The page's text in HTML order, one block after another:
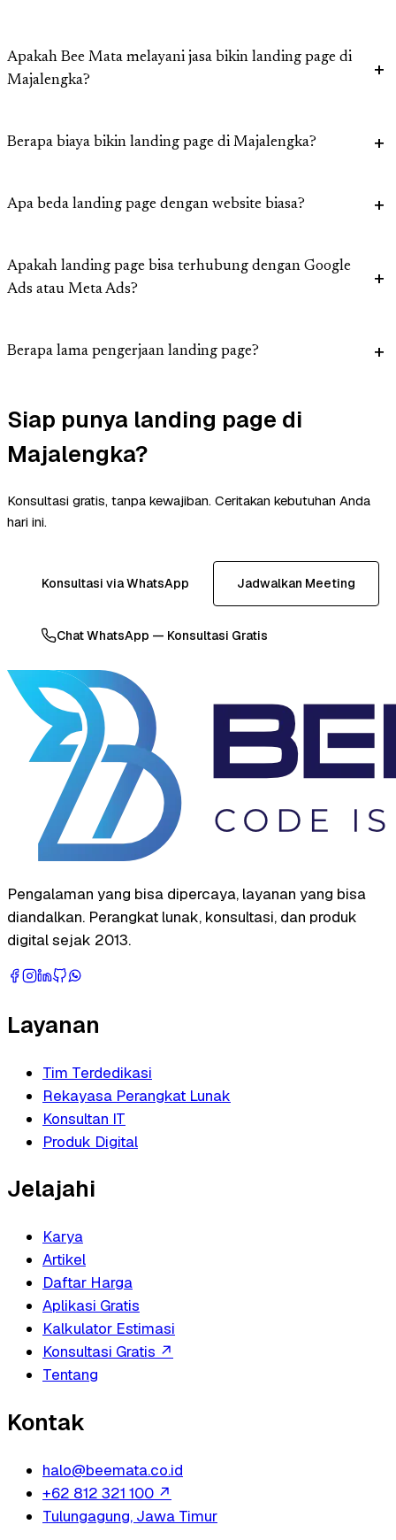
Apakah Bee Mata melayani jasa bikin landing page di
Majalengka?
Berapa biaya bikin landing page di Majalengka?
Apa beda landing page dengan website biasa?
Apakah landing page bisa terhubung dengan Google
Ads atau Meta Ads?
Berapa lama pengerjaan landing page?
Siap punya landing page di
Majalengka?
Konsultasi gratis, tanpa kewajiban. Ceritakan kebutuhan Anda
hari ini.
Konsultasi via WhatsApp Jadwalkan Meeting
Chat WhatsApp — Konsultasi Gratis
Pengalaman yang bisa dipercaya, layanan yang bisa
diandalkan. Perangkat lunak, konsultasi, dan produk
digital sejak 2013.
Layanan
Tim Terdedikasi
Rekayasa Perangkat Lunak
Konsultan IT
Produk Digital
Jelajahi
Karya
Artikel
Daftar Harga
Aplikasi Gratis
Kalkulator Estimasi
Konsultasi Gratis ↗
Tentang
Kontak
halo@beemata.co.id
+62 812 321 100 ↗
Tulungagung, Jawa Timur